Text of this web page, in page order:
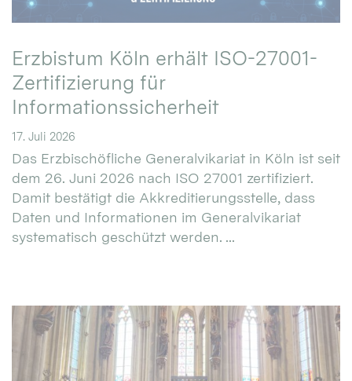
Erzbistum Köln erhält ISO-27001-
Zertifizierung für
Informationssicherheit
17. Juli 2026
Das Erzbischöfliche Generalvikariat in Köln ist seit
dem 26. Juni 2026 nach ISO 27001 zertifiziert.
Damit bestätigt die Akkreditierungsstelle, dass
Daten und Informationen im Generalvikariat
systematisch geschützt werden. ...